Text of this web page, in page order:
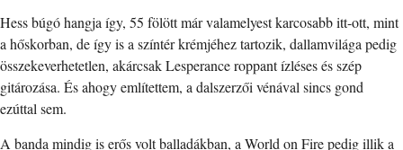
Hess búgó hangja így, 55 fölött már valamelyest karcosabb itt-ott, mint
a hőskorban, de így is a színtér krémjéhez tartozik, dallamvilága pedig
összekeverhetetlen, akárcsak Lesperance roppant ízléses és szép
gitározása. És ahogy említettem, a dalszerzői vénával sincs gond
ezúttal sem.
A banda mindig is erős volt balladákban, a World on Fire pedig illik a